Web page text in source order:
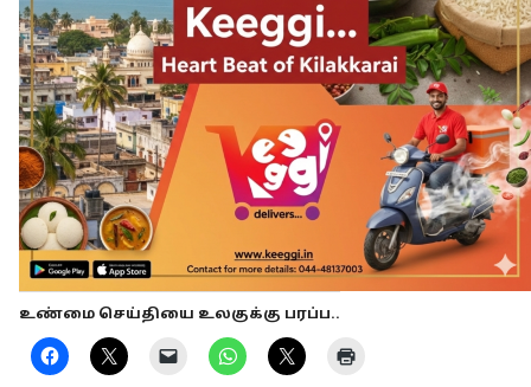
உண்மை செய்தியை உலகுக்கு பரப்ப..